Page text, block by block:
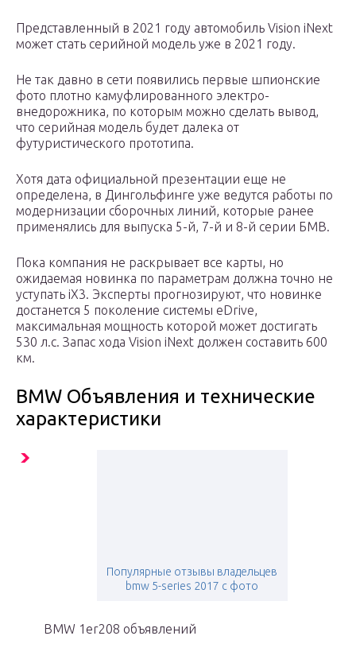
Представленный в 2021 году автомобиль Vision iNext
может стать серийной модель уже в 2021 году.
Не так давно в сети появились первые шпионские
фото плотно камуфлированного электро-
внедорожника, по которым можно сделать вывод,
что серийная модель будет далека от
футуристического прототипа.
Хотя дата официальной презентации еще не
определена, в Дингольфинге уже ведутся работы по
модернизации сборочных линий, которые ранее
применялись для выпуска 5-й, 7-й и 8-й серии БМВ.
Пока компания не раскрывает все карты, но
ожидаемая новинка по параметрам должна точно не
уступать iX3. Эксперты прогнозируют, что новинке
достанется 5 поколение системы eDrive,
максимальная мощность которой может достигать
530 л.с. Запас хода Vision iNext должен составить 600
км.
BMW Объявления и технические
характеристики
Популярные отзывы владельцев
bmw 5-series 2017 с фото
BMW 1er208 объявлений